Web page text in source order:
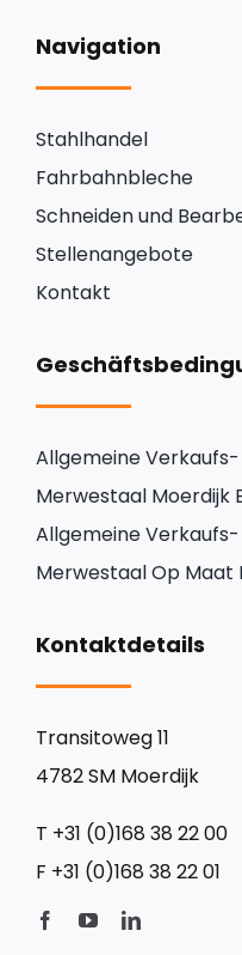
Navigation
Stahlhandel
Fahrbahnbleche
Schneiden und
Stellenangebote
Kontakt
Allgemeine
Merwestaal Moerdijk
Allgemeine
Merwestaal Op Maat
Kontaktdetails
Transitoweg 11
4782 SM Moerdijk
T +31 (0)168 38 22 00
F +31 (0)168 38 22 01